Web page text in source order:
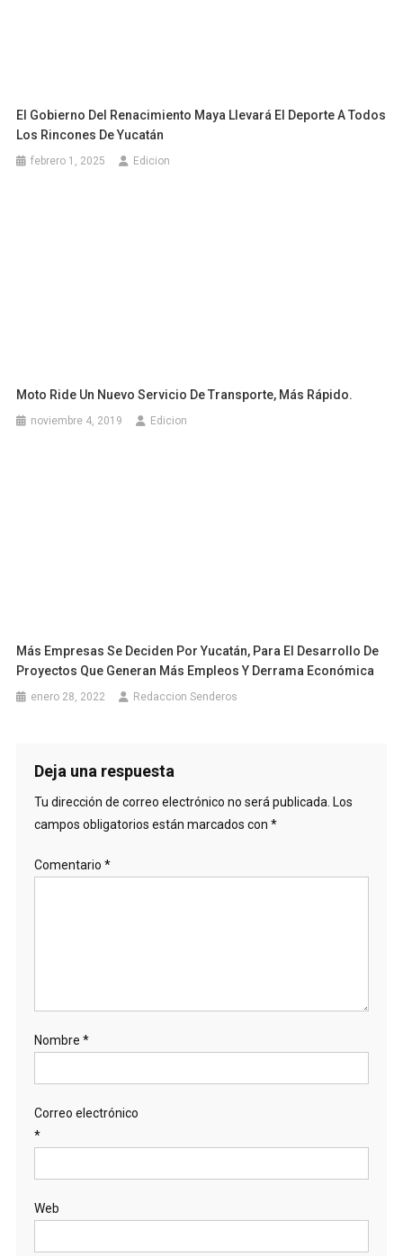
El Gobierno Del Renacimiento Maya Llevará El Deporte A Todos
Los Rincones De Yucatán
febrero 1, 2025 Edicion
Moto Ride Un Nuevo Servicio De Transporte, Más Rápido.
noviembre 4, 2019 Edicion
Más Empresas Se Deciden Por Yucatán, Para El Desarrollo De
Proyectos Que Generan Más Empleos Y Derrama Económica
enero 28, 2022 Redaccion Senderos
Deja una respuesta
Tu dirección de correo electrónico no será publicada. Los
campos obligatorios están marcados con *
Comentario *
Nombre *
Correo electrónico
*
Web